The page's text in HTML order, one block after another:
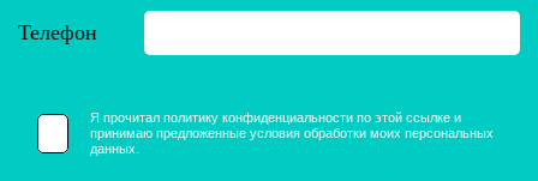
Телефон
Я прочитал политику конфиденциальности по этой ссылке и
принимаю предложенные условия обработки моих персональных
данных.